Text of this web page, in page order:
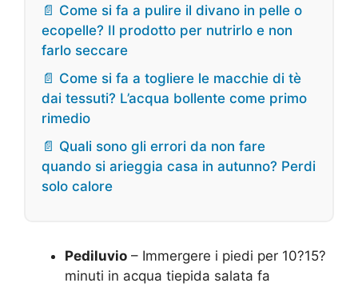
📄 Come si fa a pulire il divano in pelle o
ecopelle? Il prodotto per nutrirlo e non
farlo seccare
📄 Come si fa a togliere le macchie di tè
dai tessuti? L’acqua bollente come primo
rimedio
📄 Quali sono gli errori da non fare
quando si arieggia casa in autunno? Perdi
solo calore
Pediluvio – Immergere i piedi per 10?15?
minuti in acqua tiepida salata fa